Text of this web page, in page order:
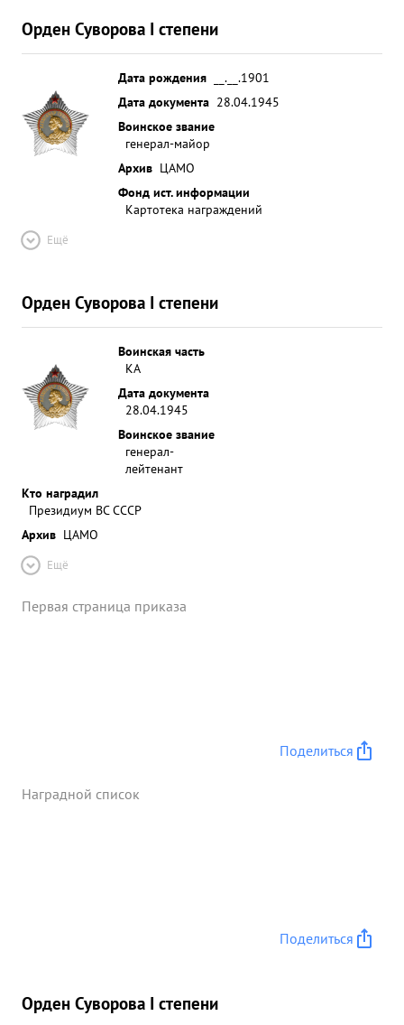
Орден Суворова I степени
Дата рождения
__.__.1901
Дата документа 28.04.1945
Воинское звание
генерал-майор
Архив ЦАМО
Фонд ист. информации
Картотека награждений
Ещё
Орден Суворова I степени
Воинская часть
КА
Дата документа
28.04.1945
Воинское звание
генерал-
лейтенант
Кто наградил
Президиум ВС СССР
Архив ЦАМО
Ещё
Первая страница приказа
Поделиться
Наградной список
Поделиться
Орден Суворова I степени